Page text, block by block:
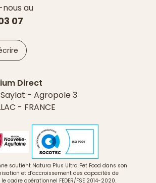
au
07
Direct
- Agropole 3
- FRANCE
soutient Natura Plus Ultra Pet Food dans son
et d’accroissement des capacités de
cadre opérationnel FEDER/FSE 2014-2020.